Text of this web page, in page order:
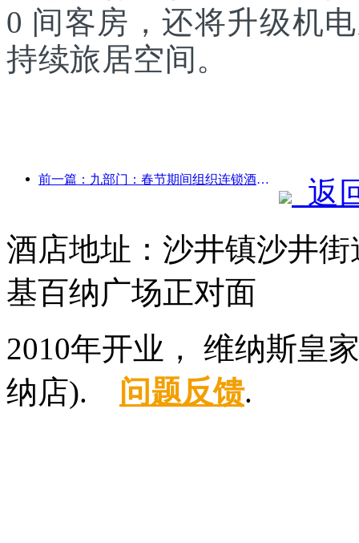
0 间客房，还将升级机
持续旅居空间。
前一篇：九部门：春节期间组织连锁酒店、精品民宿等推出优惠措施
返
酒店地址：沙井镇沙井
基百纳广场正对面
2010年开业， 维纳斯皇
纳店). 问题反馈.